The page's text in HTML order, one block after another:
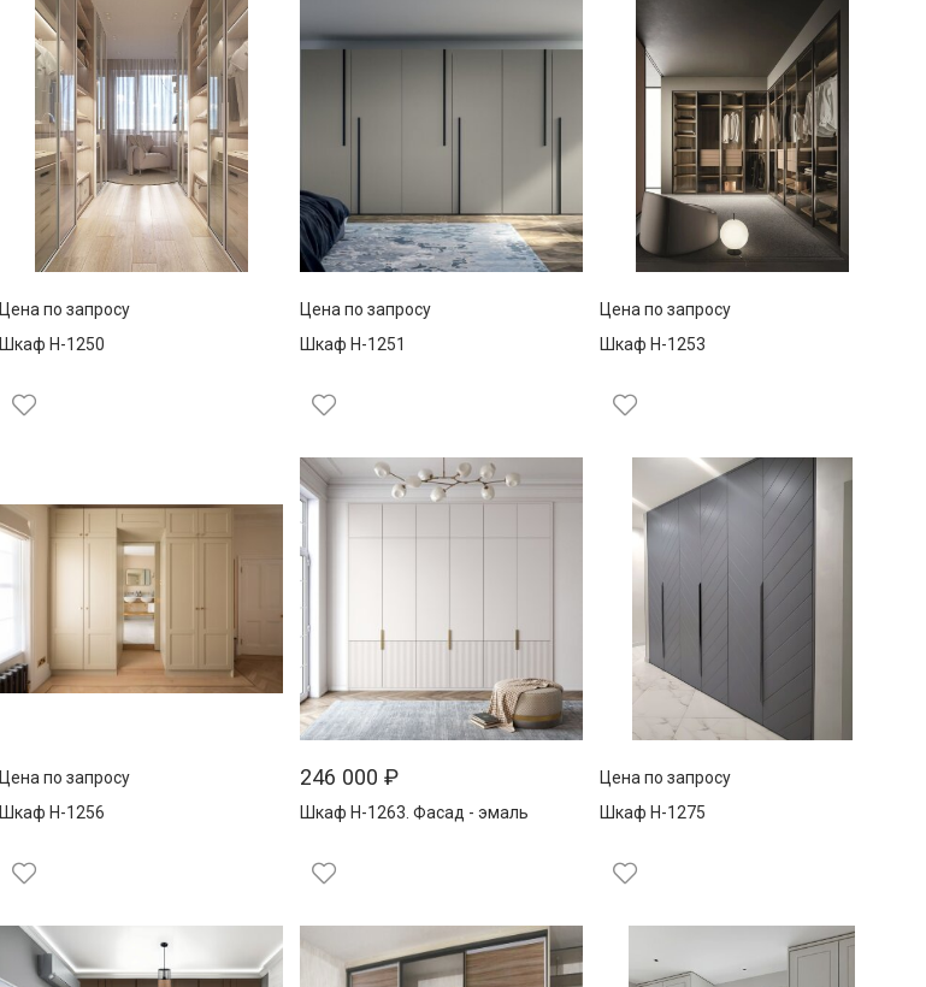
Цена по запросу
Шкаф Н-1250
Цена по запросу
Шкаф Н-1251
Цена по запросу
Шкаф Н-1253
Цена по запросу
Шкаф Н-1256
246 000 ₽
Шкаф Н-1263. Фасад - эмаль
Цена по запросу
Шкаф Н-1275